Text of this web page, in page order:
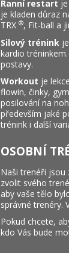
Ranní restart
je kladen důraz
TRX ®, Fit-ball a
Silový trénink
kardio
postavy.
Workout je
flowin, činky,
posilování na
především jaké
trénink i další
OSOBNÍ
Naši trenéři jsou
zvolit svého
aby vaše tělo
správné trenéry.
Pokud chcete,
kdo Vás bude